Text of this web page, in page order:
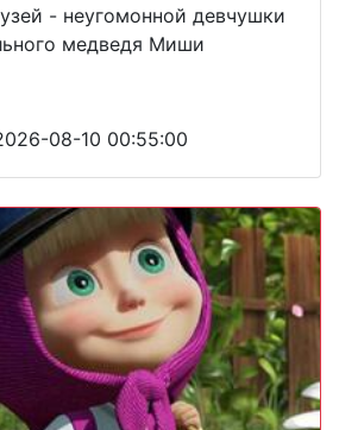
- неугомонной девчушки
медведя Миши
08-10 00:55:00